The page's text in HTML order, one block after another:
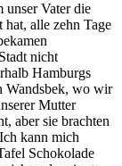
Vater die
alle zehn Tage
nicht
Hamburgs
Wandsbek, wo wir
Mutter
aber sie brachten
kann mich
Schokolade